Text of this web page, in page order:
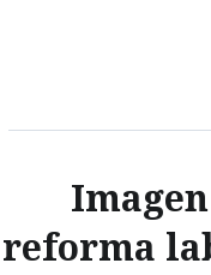
reforma